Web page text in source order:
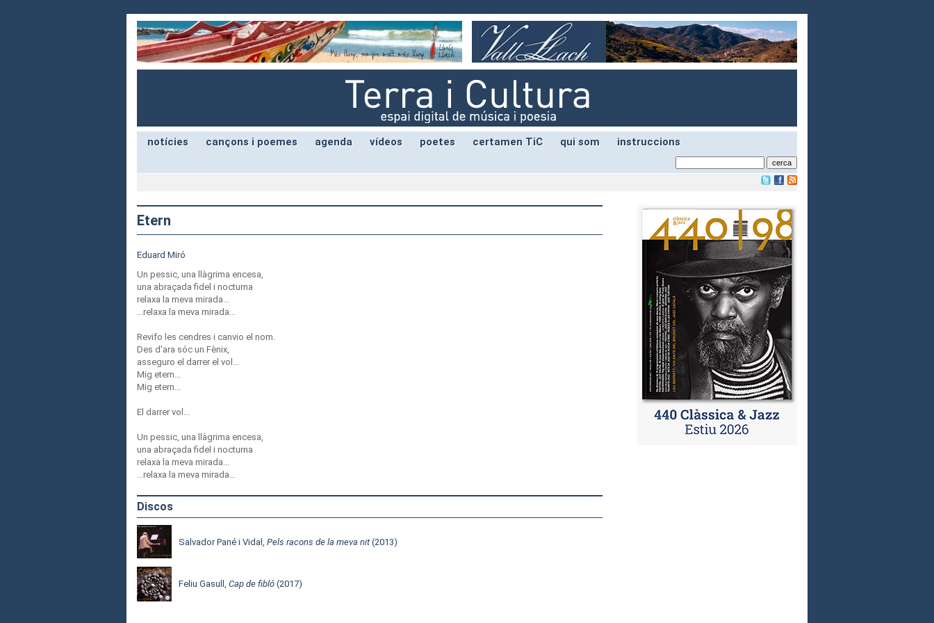
notícies cançons i poemes agenda vídeos poetes certamen TiC qui som instruccions
Etern
Eduard Miró
Un pessic, una llàgrima encesa,
una abraçada fidel i nocturna
relaxa la meva mirada...
...relaxa la meva mirada...
Revifo les cendres i canvio el nom.
Des d'ara sóc un Fènix,
asseguro el darrer el vol...
Mig etern...
Mig etern...
El darrer vol...
Un pessic, una llàgrima encesa,
una abraçada fidel i nocturna
relaxa la meva mirada...
...relaxa la meva mirada...
Discos
Salvador Pané i Vidal, Pels racons de la meva nit(2013)
Feliu Gasull, Cap de fibló (2017)